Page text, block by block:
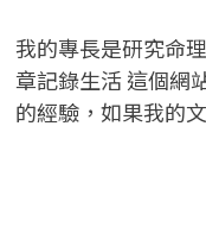
我的專長是研究命
章記錄生活 這個網
的經驗，如果我的